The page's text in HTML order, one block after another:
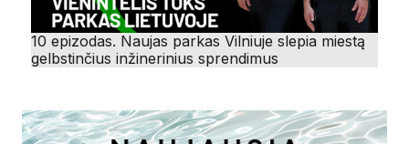
10 epizodas. Naujas parkas Vilniuje slepia miestą
gelbstinčius inžinerinius sprendimus